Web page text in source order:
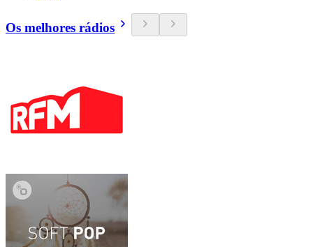
Os melhores rádios